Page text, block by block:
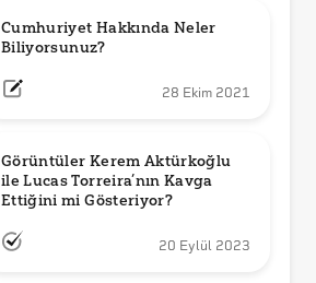
Cumhuriyet Hakkında Neler
Biliyorsunuz?
28 Ekim 2021
Görüntüler Kerem Aktürkoğlu
ile Lucas Torreira’nın Kavga
Ettiğini mi Gösteriyor?
20 Eylül 2023